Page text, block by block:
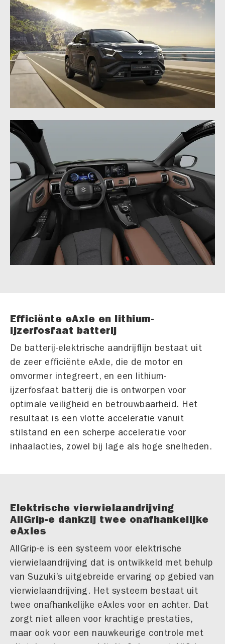
Efficiënte eAxle en lithium-
ijzerfosfaat batterij
De batterij-elektrische aandrijflijn bestaat uit
de zeer efficiënte eAxle, die de motor en
omvormer integreert, en een lithium-
ijzerfosfaat batterij die is ontworpen voor
optimale veiligheid en betrouwbaarheid. Het
resultaat is een vlotte acceleratie vanuit
stilstand en een scherpe acceleratie voor
inhaalacties, zowel bij lage als hoge snelheden.
Elektrische vierwielaandrijving
AllGrip-e dankzij twee onafhankelijke
eAxles
AllGrip-e is een systeem voor elektrische
vierwielaandrijving dat is ontwikkeld met behulp
van Suzuki’s uitgebreide ervaring op gebied van
vierwielaandrijving. Het systeem bestaat uit
twee onafhankelijke eAxles voor en achter. Dat
zorgt niet alleen voor krachtige prestaties,
maar ook voor een nauwkeurige controle met